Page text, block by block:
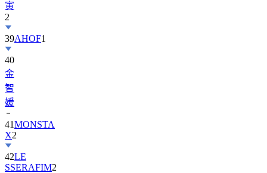
寅
2
39AHOF1
40
金
智
媛
41MONSTA
X2
42LE
SSERAFIM2